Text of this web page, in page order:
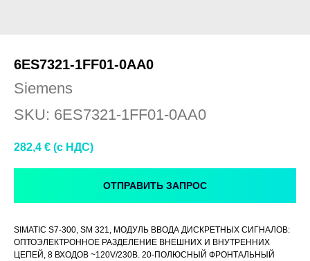
6ES7321-1FF01-0AA0
Siemens
SKU: 6ES7321-1FF01-0AA0
282,4 € (c НДС)
ОТПРАВИТЬ ЗАПРОС
SIMATIC S7-300, SM 321, МОДУЛЬ ВВОДА ДИСКРЕТНЫХ СИГНАЛОВ:
ОПТОЭЛЕКТРОННОЕ РАЗДЕЛЕНИЕ ВНЕШНИХ И ВНУТРЕННИХ
ЦЕПЕЙ, 8 ВХОДОВ ~120V/230В. 20-ПОЛЮСНЫЙ ФРОНТАЛЬНЫЙ